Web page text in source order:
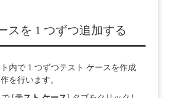
スを 1 つずつ追加する
内で 1 つずつテスト ケースを作成
を行います。